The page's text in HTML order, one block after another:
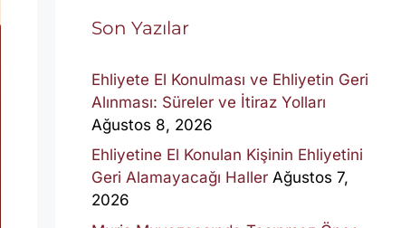
Son Yazılar
Ehliyete El Konulması ve Ehliyetin Geri
Alınması: Süreler ve İtiraz Yolları
Ağustos 8, 2026
Ehliyetine El Konulan Kişinin Ehliyetini
Geri Alamayacağı Haller Ağustos 7,
2026